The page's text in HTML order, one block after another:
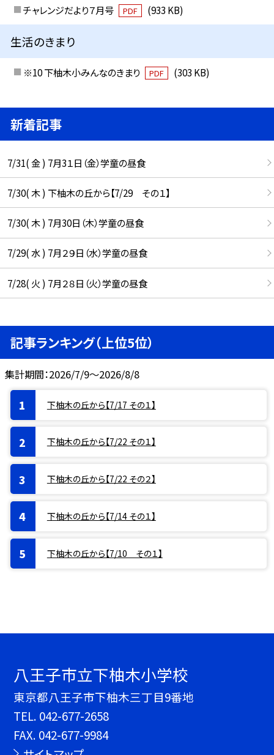
チャレンジだより７月号 PDF (933 KB)
生活のきまり
※10 下柚木小みんなのきまり PDF (303 KB)
新着記事
7/31( 金 ) 7月3１日（金）学童の昼食
7/30( 木 ) 下柚木の丘から【7/29 その１】
7/30( 木 ) 7月30日（木）学童の昼食
7/29( 水 ) 7月２９日（水）学童の昼食
7/28( 火 ) 7月２８日（火）学童の昼食
記事ランキング（上位5位）
集計期間：2026/7/9～2026/8/8
下柚木の丘から【7/17 その１】
下柚木の丘から【7/22 その１】
下柚木の丘から【7/22 その２】
下柚木の丘から【7/14 その１】
下柚木の丘から【7/10 その１】
八王子市立下柚木小学校
東京都八王子市下柚木三丁目9番地
TEL. 042-677-2658
FAX. 042-677-9984